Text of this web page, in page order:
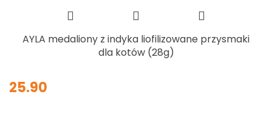
AYLA medaliony z indyka liofilizowane przysmaki
dla kotów (28g)
25.90